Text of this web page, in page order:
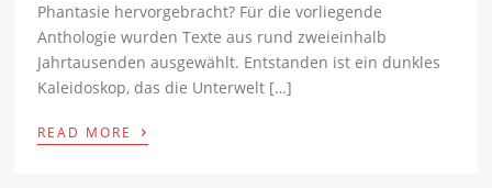
Phantasie hervorgebracht? Für die vorliegende
Anthologie wurden Texte aus rund zweieinhalb
Jahrtausenden ausgewählt. Entstanden ist ein dunkles
Kaleidoskop, das die Unterwelt […]
READ MORE ›